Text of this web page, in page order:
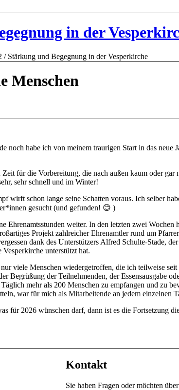
in der
/ Stärkung und Begegnung in der Vesperkirche
Menschen
noch habe ich von meinem traurigen Start in das
für die Vorbereitung, die nach außen kaum oder
sehr schnell und im Winter!
wirft schon lange seine Schatten voraus. Ich selber
gesucht (und gefunden! 😊 )
Ehrenamtsstunden weiter. In den letzten zwei Wochen
Projekt zahlreicher Ehrenamtler rund um
dank des Unterstützers Alfred Schulte-Stade,
unterstützt hat.
viele Menschen wiedergetroffen, die ich teilweise
Begrüßung der Teilnehmenden, der Essensausgabe
mehr als 200 Menschen zu empfangen und zu
war für mich als Mitarbeitende an jedem einzelnen
für 2026 wünschen darf, dann ist es die Fortsetzung
Kontakt
Sie haben Fragen oder möchten